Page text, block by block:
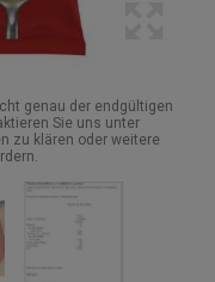
genau der endgültigen
Sie uns unter
zu klären oder weitere